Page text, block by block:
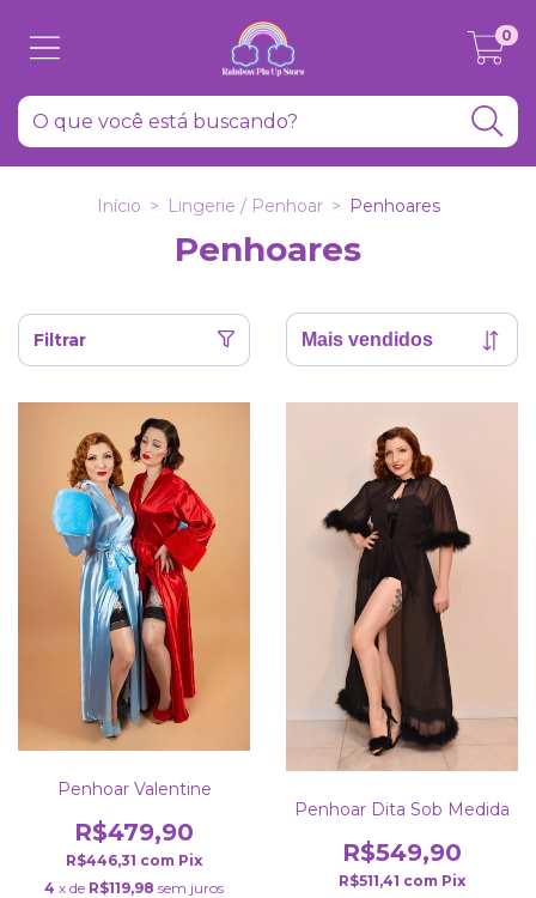
0
Início > Lingerie / Penhoar > Penhoares
Penhoares
Filtrar
Penhoar Valentine
R$479,90
R$446,31 com Pix
4 x de R$119,98 sem juros
Penhoar Dita Sob Medida
R$549,90
R$511,41 com Pix